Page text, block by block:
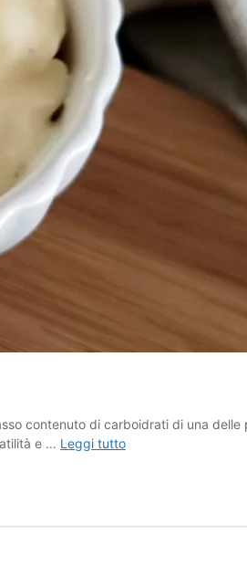
contenuto di carboidrati di una delle
e … Leggi tuttoCrema